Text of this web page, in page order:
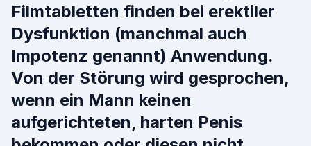
Filmtabletten finden bei erektiler
Dysfunktion (manchmal auch
Impotenz genannt) Anwendung.
Von der Störung wird gesprochen,
wenn ein Mann keinen
aufgerichteten, harten Penis